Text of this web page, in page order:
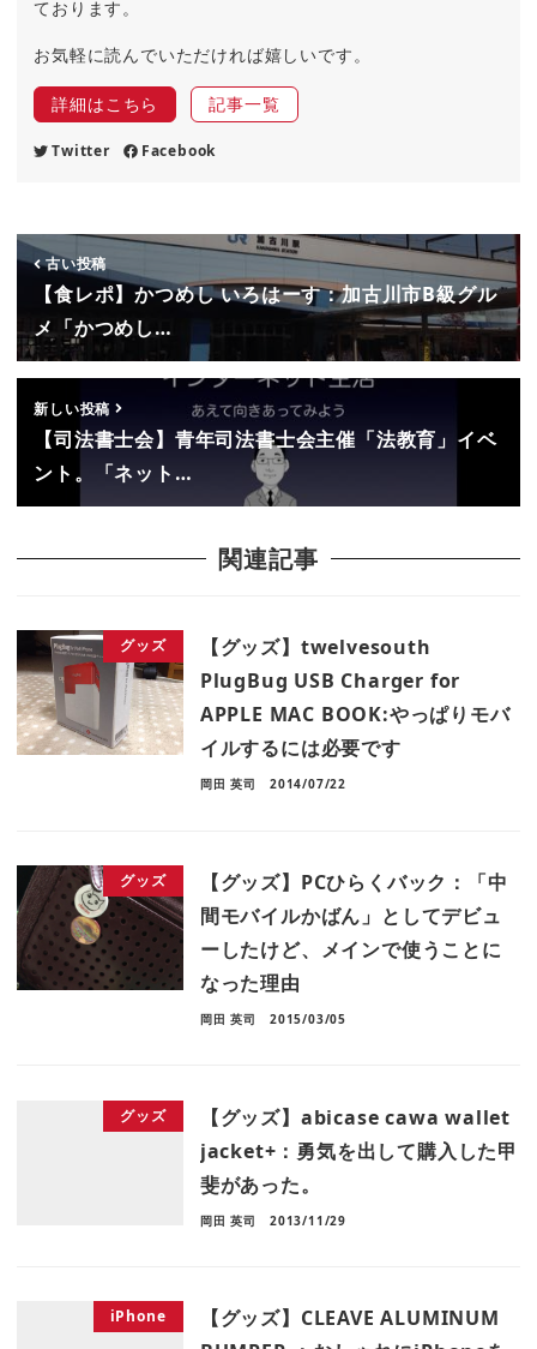
ております。
お気軽に読んでいただければ嬉しいです。
詳細はこちら 記事一覧
Twitter Facebook
古い投稿
【食レポ】かつめし いろはーす：加古川市B級グル
メ「かつめし…
新しい投稿
【司法書士会】青年司法書士会主催「法教育」イベ
ント。「ネット…
関連記事
グッズ
【グッズ】twelvesouth
PlugBug USB Charger for
APPLE MAC BOOK:やっぱりモバ
イルするには必要です
岡田 英司 2014/07/22
グッズ
【グッズ】PCひらくバック：「中
間モバイルかばん」としてデビュ
ーしたけど、メインで使うことに
なった理由
岡田 英司 2015/03/05
グッズ
【グッズ】abicase cawa wallet
jacket+：勇気を出して購入した甲
斐があった。
岡田 英司 2013/11/29
iPhone
【グッズ】CLEAVE ALUMINUM